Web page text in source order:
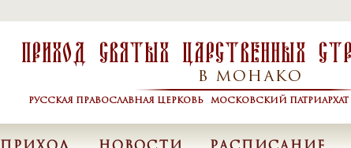
Приход Святых Царственных
В МОНАКО
РУССКАЯ ПРАВОСЛАВНАЯ ЦЕРКОВЬ МОСКОВСКИЙ